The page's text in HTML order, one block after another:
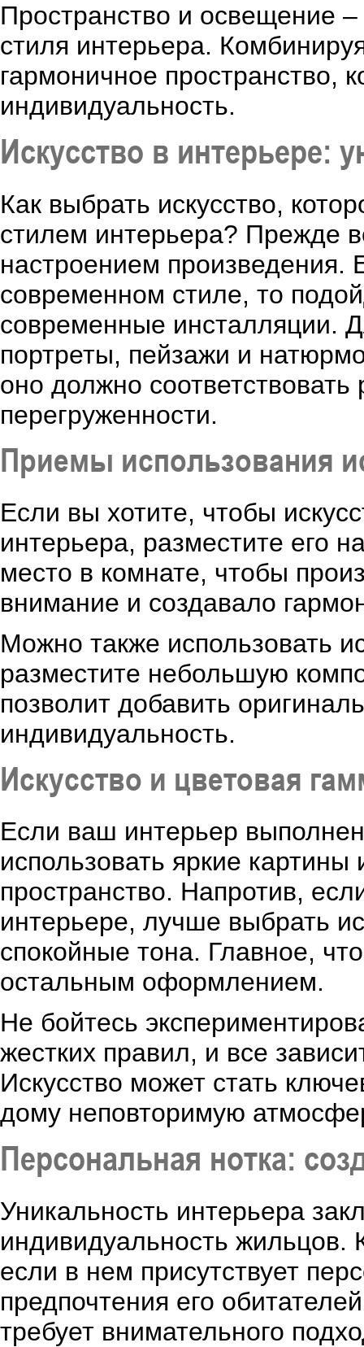
Пространство и освещение
стиля интерьера.
гармоничное пространство,
индивидуальность.
Искусство в интерьере:
Как выбрать искусство,
стилем интерьера? Прежде
настроением
современном стиле, то
современные инсталляции.
портреты, пейзажи и
оно должно
перегруженности.
Приемы использования
Если вы хотите, чтобы
интерьера, разместите его
место в комнате, чтобы
внимание и создавало
Можно также использовать
разместите небольшую
позволит добавить
индивидуальность.
Искусство и цветовая
Если ваш интерьер
использовать яркие
пространство. Напротив,
интерьере, лучше выбрать
спокойные тона. Главное,
остальным оформлением.
Не бойтесь
жестких правил, и все
Искусство может стать
дому неповторимую
Персональная нотка:
Уникальность интерьера
индивидуальность
если в нем присутствует
предпочтения его
требует внимательного